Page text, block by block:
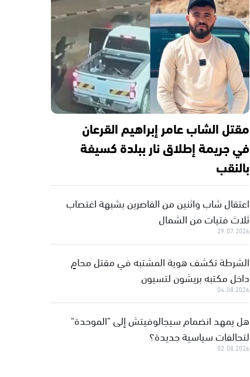
مقتل الشاب عامر إبراهيم القرعان
في جريمة إطلاق نار ببلدة كسيفة
بالنقب
اعتقال شاب واثنين من القاصرين بشبهة اغتصاب
ثلاث فتيات من الشمال
29.07.2026
الشرطة تكشف هوية المشتبه في مقتل محامٍ
داخل مكتبه بريشون لتسيون
04.08.2026
هل يمهد انضمام سيجالوفيتش إلى "الموحدة"
لتحالفات سياسية جديدة؟
02.08.2026